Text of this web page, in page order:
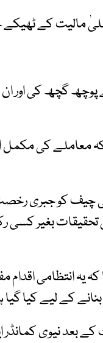
اعلیٰ مالیت کے
گچھ کی اور
معاملے کی مکمل
چیف کو جبری
تحقیقات بغیر
یہ انتظامی
کے لیے کیا
بعد نیوی کمانڈر